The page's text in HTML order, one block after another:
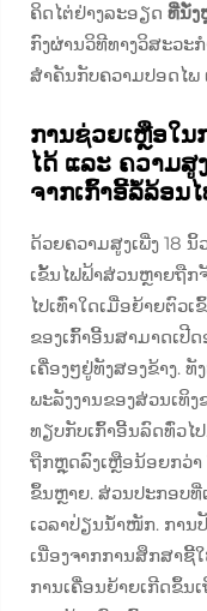
ຄິດໄຕ່ຢ່າງລະອຽດ ທີ່ນັ່ງ
ກົງຜ່ານວິທີທາງວິສະວະ
ສຳຄັນກັບຄວາມປອດໄພ
ການຊ່ວຍເຫຼືອໃນ
ໄດ້ ແລະ ຄວາມສູ
ຈາກເກົ້າອີ້ລໍ້ລ້ອນ
ດ້ວຍຄວາມສູງເພີ່ງ 18
ເຂັ້ນໄຟຟ້າສ່ວນຫຼາຍຖືກ
ໄປເທົ່າໃດເມື່ອຍ້າຍຕົວ
ຂອງເກົ້າອີ້ນສາມາດເປີ
ເຄື່ອງໆຢູ່ທັງສອງຂ້າງ.
ພະລັງງານຂອງສ່ວນເທິ
ທຽບກັບເກົ້າອີ້ນລົດທົ່ວໄ
ຖືກຫຼຸດລົງເຫຼືອນ້ອຍກວ່າ
ຂຶ້ນຫຼາຍ. ສ່ວນປະກອບທີ່
ເວລາປ່ຽນນ້ຳໜັກ. ການ
ເນື່ອງຈາກການສຶກສາຊີ້
ການເຄື່ອນຍ້າຍເກີດຂຶ້ນ